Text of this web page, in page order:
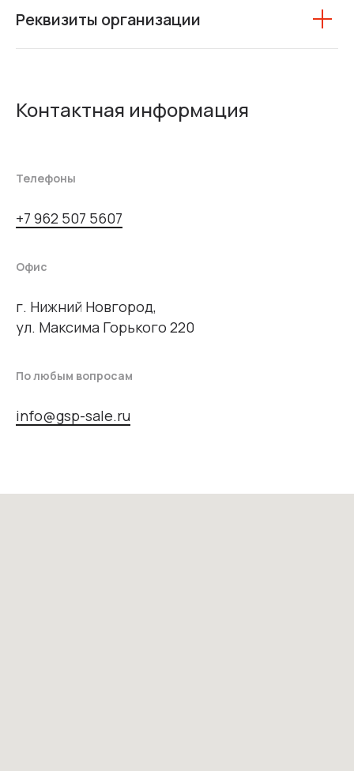
Реквизиты организации
Контактная информация
Телефоны
+7 962 507 5607
Офис
г. Нижний Новгород,
ул. Максима Горького 220
По любым вопросам
info@gsp-sale.ru